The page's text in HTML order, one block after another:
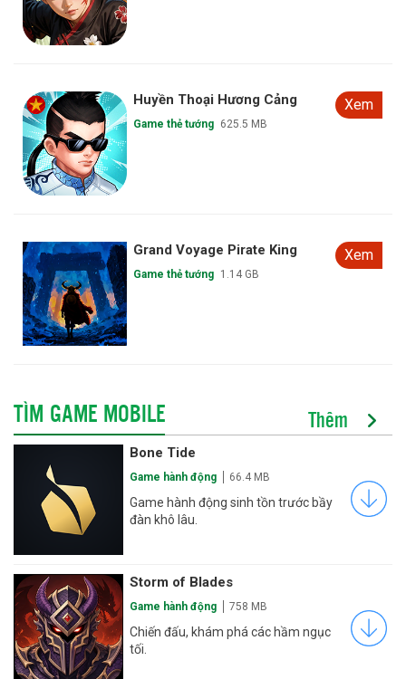
Huyền Thoại Hương Cảng
Game thẻ tướng 625.5 MB
Xem
Grand Voyage Pirate King
Game thẻ tướng 1.14 GB
Xem
TÌM GAME MOBILE Thêm
Bone Tide
Game hành động 66.4 MB
Game hành động sinh tồn trước bầy
đàn khô lâu.
Storm of Blades
Game hành động 758 MB
Chiến đấu, khám phá các hầm ngục
tối.